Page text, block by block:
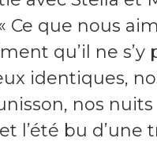
Ce que nous
qu’il ne s’y
identiques,
nos nuits
l’été bu d’une